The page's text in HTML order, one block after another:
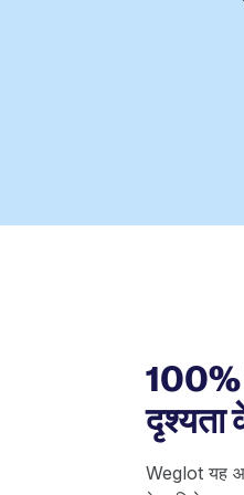
100%
दृश्यता
Weglot यह